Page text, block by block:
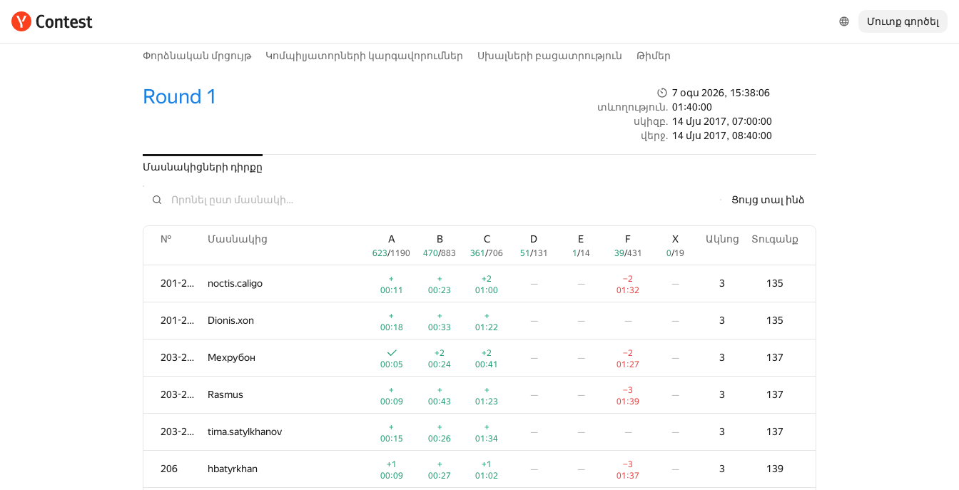
Մուտք գործել
Փորձնական մրցույթ Կոմպիլյատորների կարգավորումներ Սխալների բացատրություն Թիմեր
Round 1
7 օգս 2026, 15:38:06
տևողություն. 01:40:00
սկիզբ. 14 մյս 2017, 07:00:00
վերջ. 14 մյս 2017, 08:40:00
Մասնակիցների դիրքը
Ցույց տալ ինձ
№ Մասնակից A
623/1190
B
470/883
C
361/706
D
51/131
E
1/14
F
39/431
X
0/19
Ակնոց Տուգանք
201-202 noctis.caligo
+
00:11
+
00:23
+2
01:00
— —
−2
01:32
— 3 135
201-202 Dionis.xon
+
00:18
+
00:33
+
01:22
— — — — 3 135
203-205 Мехрубон
00:05
+2
00:24
+2
00:41
— —
−2
01:27
— 3 137
203-205 Rasmus
+
00:09
+
00:43
+
01:23
— —
−3
01:39
— 3 137
203-205 tima.satylkhanov
+
00:15
+
00:26
+
01:34
— — — — 3 137
206 hbatyrkhan
+1
00:09
+
00:27
+1
01:02
— —
−3
01:37
— 3 139